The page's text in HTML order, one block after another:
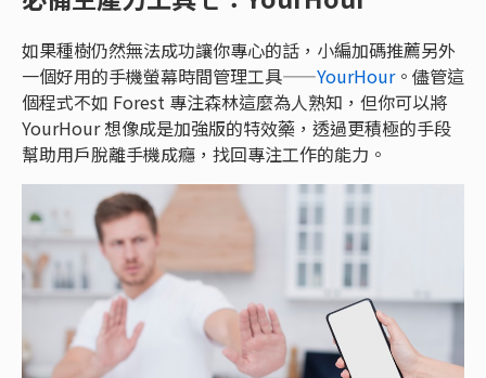
如果種樹仍然無法成功讓你專心的話，小編加碼推薦另外
一個好用的手機螢幕時間管理工具——YourHour。儘管這
個程式不如 Forest 專注森林這麼為人熟知，但你可以將
YourHour 想像成是加強版的特效藥，透過更積極的手段
幫助用戶脫離手機成癮，找回專注工作的能力。